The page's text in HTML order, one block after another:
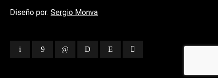
Diseño por: Sergio Monva